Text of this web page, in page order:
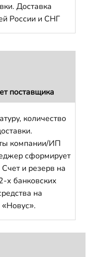
Доставка
России и СНГ
поставщика
количество
компании/ИП
сформирует
и резерв на
х банковских
на